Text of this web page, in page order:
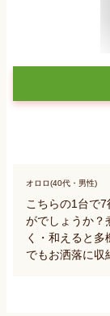
オロロ(40代・男性)
こちらの1台で
がでしょうか？
く・和えると
でもお洒落に収